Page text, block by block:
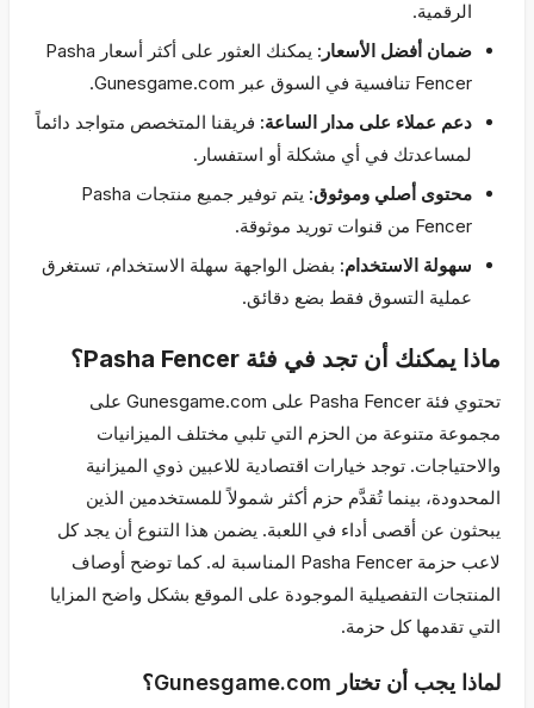
الرقمية.
ضمان أفضل الأسعار:
يمكنك العثور على أكثر أسعار Pasha
Fencer تنافسية في السوق عبر Gunesgame.com.
دعم عملاء على مدار الساعة: فريقنا المتخصص متواجد دائماً
لمساعدتك في أي مشكلة أو استفسار.
محتوى أصلي وموثوق:
يتم توفير جميع منتجات Pasha
Fencer من قنوات توريد موثوقة.
سهولة الاستخدام: بفضل الواجهة سهلة الاستخدام، تستغرق
عملية التسوق فقط بضع دقائق.
ماذا يمكنك أن تجد في فئة Pasha Fencer؟
تحتوي فئة Pasha Fencer على Gunesgame.com على
مجموعة متنوعة من الحزم التي تلبي مختلف الميزانيات
والاحتياجات. توجد خيارات اقتصادية للاعبين ذوي الميزانية
المحدودة، بينما تُقدَّم حزم أكثر شمولاً للمستخدمين الذين
يبحثون عن أقصى أداء في اللعبة. يضمن هذا التنوع أن يجد كل
لاعب حزمة Pasha Fencer المناسبة له. كما توضح أوصاف
المنتجات التفصيلية الموجودة على الموقع بشكل واضح المزايا
التي تقدمها كل حزمة.
لماذا يجب أن تختار Gunesgame.com؟